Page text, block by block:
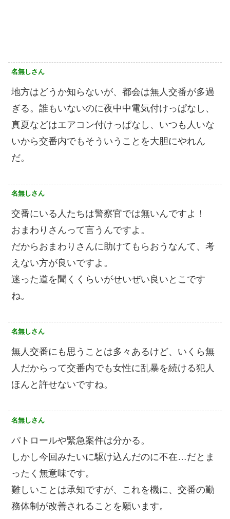
名無しさん
地方はどうか知らないが、都会は無人交番が多過
ぎる。誰もいないのに夜中中電気付けっぱなし、
真夏などはエアコン付けっぱなし、いつも人いな
いから交番内でもそういうことを大胆にやれん
だ。
名無しさん
交番にいる人たちは警察官では無いんですよ！
おまわりさんって言うんですよ。
だからおまわりさんに助けてもらおうなんて、考
えない方が良いですよ。
迷った道を聞くくらいがせいぜい良いとこです
ね。
名無しさん
無人交番にも思うことは多々あるけど、いくら無
人だからって交番内でも女性に乱暴を続ける犯人
ほんと許せないですね。
名無しさん
パトロールや緊急案件は分かる。
しかし今回みたいに駆け込んだのに不在…だとま
ったく無意味です。
難しいことは承知ですが、これを機に、交番の勤
務体制が改善されることを願います。